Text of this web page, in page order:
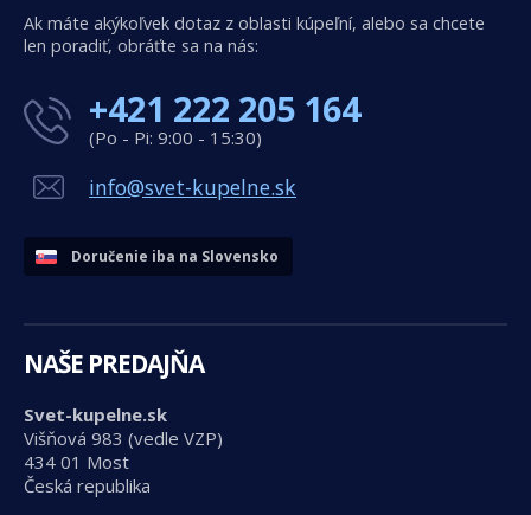
Ak máte akýkoľvek dotaz z oblasti kúpeľní, alebo sa chcete
len poradiť, obráťte sa na nás:
+421 222 205 164
(Po - Pi: 9:00 - 15:30)
info@svet-kupelne.sk
Doručenie iba na Slovensko
NAŠE PREDAJŇA
Svet-kupelne.sk
Višňová 983 (vedle VZP)
434 01 Most
Česká republika